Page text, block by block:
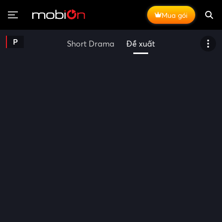
Mua gói
Short Drama Đề xuất
P